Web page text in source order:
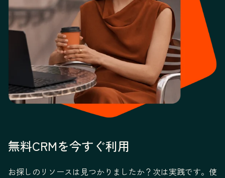
無料CRMを今すぐ利用
お探しのリソースは見つかりましたか？次は実践です。使